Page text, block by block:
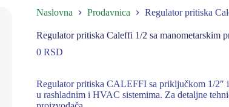
Naslovna Prodavnica Regulator pritiska
Regulator pritiska Caleffi 1/2 sa manometarskim
0 RSD
Regulator pritiska CALEFFI sa priključkom 1/2″
u rashladnim i HVAC sistemima. Za detaljne